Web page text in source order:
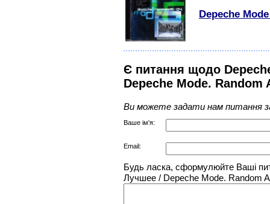
Depeche
Є питання щодо
Depeche Mode. Random
Ви можете задати нам питання
Ваше ім'я:
Email:
Будь ласка, сформулюйте Ваші
Лучшее / Depeche Mode. Random